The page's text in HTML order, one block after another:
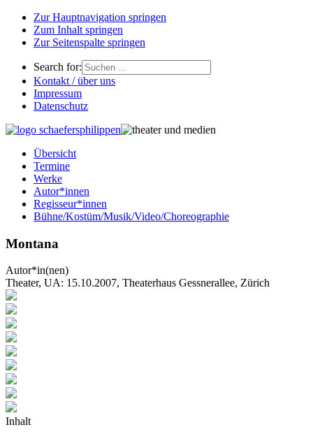
Zur Hauptnavigation springen
Zum Inhalt springen
Zur Seitenspalte springen
Search for:
Kontakt / über uns
Impressum
Datenschutz
Übersicht
Termine
Werke
Autor*innen
Regisseur*innen
Bühne/Kostüm/Musik/Video/Choreographie
Montana
Autor*in(nen)
Theater, UA: 15.10.2007, Theaterhaus Gessnerallee, Zürich
Inhalt